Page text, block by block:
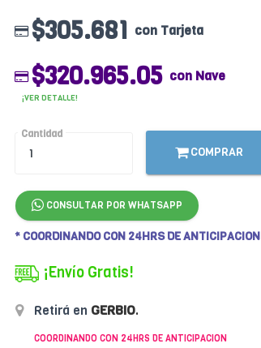
$305.681 con Tarjeta
$320.965.05 con Nave
¡VER DETALLE!
Cantidad
COMPRAR
CONSULTAR POR WHATSAPP
* COORDINANDO CON 24HRS DE ANTICIPACION
¡Envío Gratis!
Retirá en GERBIO.
COORDINANDO CON 24HRS DE ANTICIPACION